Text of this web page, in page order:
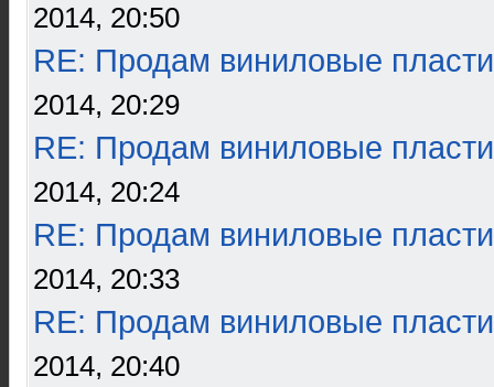
2014, 20:50
RE: Продам виниловые
2014, 20:29
RE: Продам виниловые
2014, 20:24
RE: Продам виниловые
2014, 20:33
RE: Продам виниловые
2014, 20:40